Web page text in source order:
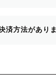
済方法があり